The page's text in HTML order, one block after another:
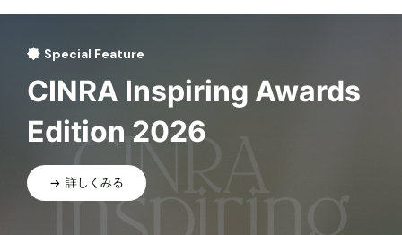
Special Feature
CINRA Inspiring Awards
Edition 2026
詳しくみる